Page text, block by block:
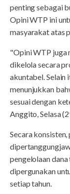
penting sebagai
Opini WTP ini
masyarakat atas
"Opini WTP juga
dikelola secara
akuntabel. Selain
menunjukkan
sesuai dengan
Anggito, Selasa
Secara
pengelolaan
dipergunakan
setiap tahun.